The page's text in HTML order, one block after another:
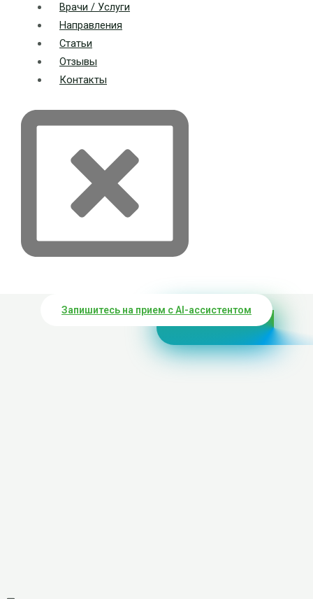
Врачи / Услуги
Направления
Статьи
Отзывы
Контакты
Запишитесь на прием с AI-ассистентом